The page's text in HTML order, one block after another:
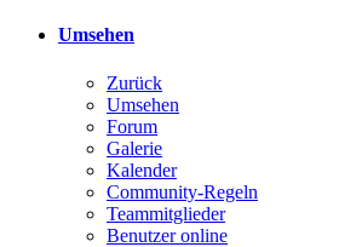
Umsehen
Zurück
Umsehen
Forum
Galerie
Kalender
Community-Regeln
Teammitglieder
Benutzer online